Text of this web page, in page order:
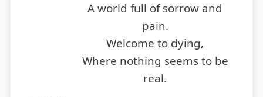
A world full of sorrow and
pain.
Welcome to dying,
Where nothing seems to be
real.